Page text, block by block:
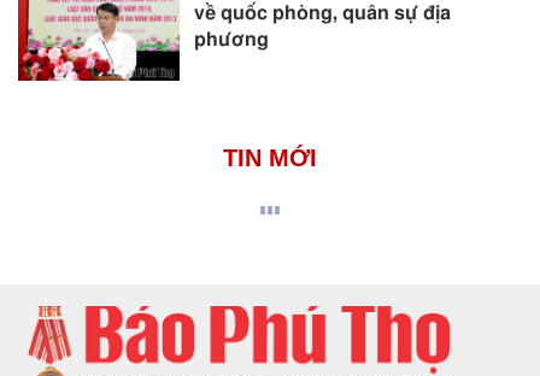
về quốc phòng, quân sự địa
phương
TIN MỚI